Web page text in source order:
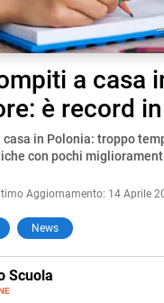
a casa
è record
in Polonia: troppo
con pochi
Aggiornamento: 14 Aprile
News
Scuola